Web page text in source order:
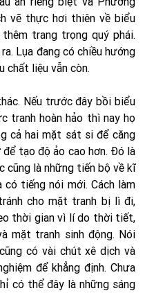
vẽ thực hơi thiên về biểu
trang trọng quý phái.
Lụa đang có chiều hướng
chất liệu vẫn còn.
Nếu trước đây bồi biểu
tranh hoàn hảo thì nay họ
cả hai mặt sát si để căng
để tạo độ ảo cao hơn. Đó là
cũng là những tiến bộ về kĩ
tiếng nói mới. Cách làm
cho mặt tranh bị lì đi,
thời gian vì lí do thời tiết,
mặt tranh sinh động. Nói
có vài chút xê dịch và
để khẳng định. Chưa
có thể đây là những sáng